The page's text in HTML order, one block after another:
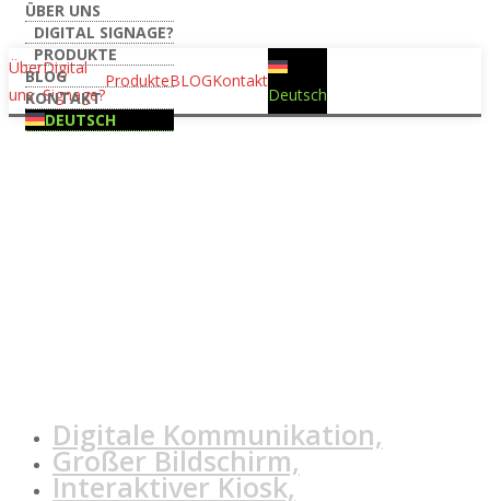
Über
uns
Digital
Signage?
ProdukteBLOGKontakt
Deutsch
ÜBER UNS
DIGITAL SIGNAGE?
PRODUKTE
BLOG
KONTAKT
DEUTSCH
Digitale
Beschilderung
Digitale Kommunikation,
Großer Bildschirm,
Interaktiver Kiosk,